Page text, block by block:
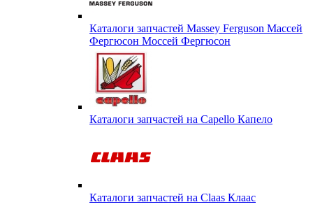
Каталоги запчастей Massey Ferguson Массей
Фергюсон Моссей Фергюсон
Каталоги запчастей на Capello Капело
Каталоги запчастей на Claas Клаас